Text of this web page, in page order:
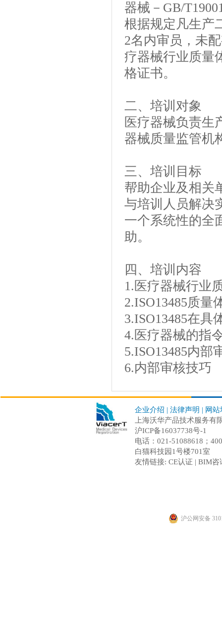
器械－GB/
根据规定凡生产
2名内审员，未
疗器械行业质量
格证书。
二、培训对象
医疗器械负责生
器械质量监管机
三、培训目标
帮助企业及相关
与培训人员解决
一个系统性的全
助。
四、培训内容
1.医疗器械行业
2.ISO13485质
3.ISO13485在具
4.医疗器械的指
5.ISO13485内部
6.内部审核技巧
企业介绍 | 法律声明 | 网站
上海沃华产品技术服务有
沪ICP备16037738号-1
电话：021-51088618；
白猫科技园1号楼701室
友情链接: CE认证 | BIM咨
沪公网安备